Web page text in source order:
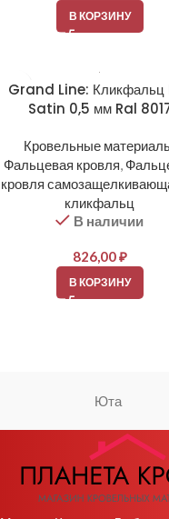
В КОРЗИНУ
Grand Line: Кликфальц
Satin 0,5 мм Ral
Кровельные
Фальцевая кровля,
кровля
кликфальц
В наличии
826,00₽
В КОРЗИНУ
Юта